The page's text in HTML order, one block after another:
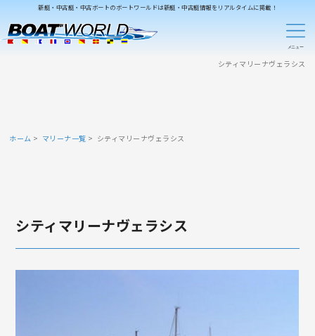
新艇・中古艇・中古ボートのボートワールドは新艇・中古艇情報をリアルタイムに掲載！
シティマリーナヴェラシス
ホーム マリーナ一覧 シティマリーナヴェラシス
シティマリーナヴェラシス